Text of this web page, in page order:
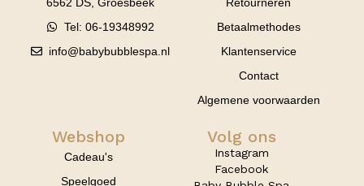
Tel: 06-19348992
info@babybubblespa.nl
Betaalmethodes
Klantenservice
Contact
Algemene voorwaarden
Webshop
Cadeau's
Speelgoed
Volg ons
Instagram
Facebook